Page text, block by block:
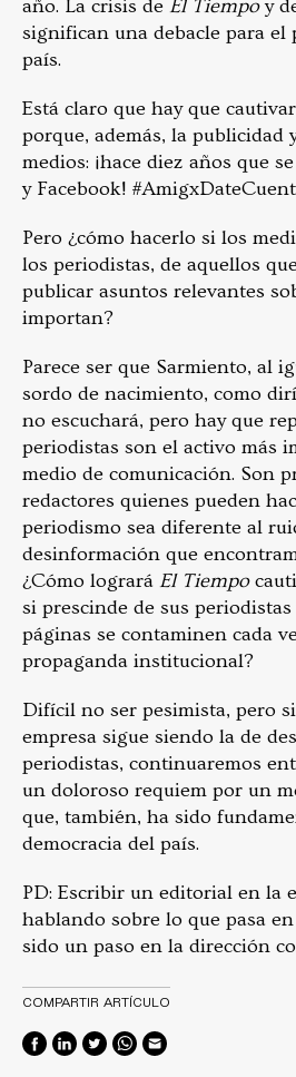
año. La crisis de El Tiempoy
significan una debacle para el
país.
Está claro que hay que
porque, además, la publicidad
medios: ¡hace diez años que
y Facebook!
Pero ¿cómo hacerlo si los
los periodistas, de aquellos
publicar asuntos relevantes
importan?
Parece ser que Sarmiento, al
sordo de nacimiento, como
no escuchará, pero hay que
periodistas son el activo más
medio de comunicación. Son
redactores quienes pueden
periodismo sea diferente al
desinformación que
¿Cómo logrará El Tiempo
si prescinde de sus periodistas
páginas se contaminen cada
propaganda institucional?
Difícil no ser pesimista, pero
empresa sigue siendo la de
periodistas, continuaremos
un doloroso requiem por un
que, también, ha sido
democracia del país.
PD: Escribir un editorial en la
hablando sobre lo que pasa
sido un paso en la dirección
COMPARTIR ARTÍCULO